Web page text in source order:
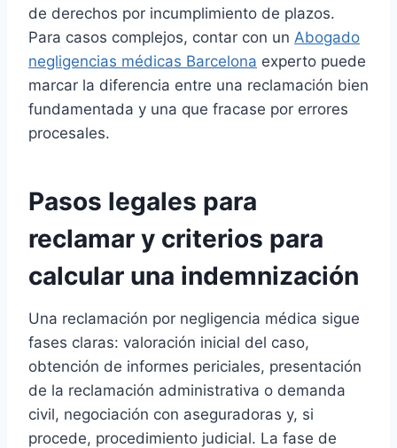
de derechos por incumplimiento de plazos.
Para casos complejos, contar con un Abogado
negligencias médicas Barcelona experto puede
marcar la diferencia entre una reclamación bien
fundamentada y una que fracase por errores
procesales.
Pasos legales para
reclamar y criterios para
calcular una indemnización
Una reclamación por negligencia médica sigue
fases claras: valoración inicial del caso,
obtención de informes periciales, presentación
de la reclamación administrativa o demanda
civil, negociación con aseguradoras y, si
procede, procedimiento judicial. La fase de